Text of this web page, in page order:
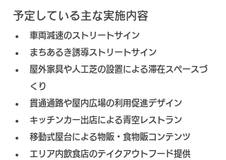
予定している主な実施内容
車両減速のストリートサイン
まちあるき誘導ストリートサイン
屋外家具や人工芝の設置による滞在スペースづ
くり
貫通通路や屋内広場の利用促進デザイン
キッチンカー出店による青空レストラン
移動式屋台による物販・食物販コンテンツ
エリア内飲食店のテイクアウトフード提供